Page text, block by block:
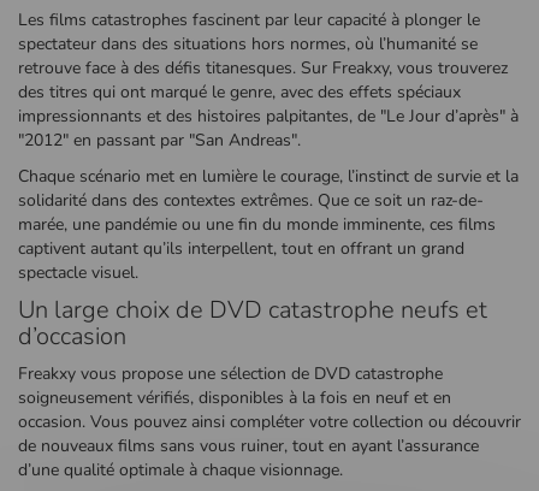
Les films catastrophes fascinent par leur capacité à plonger le
spectateur dans des situations hors normes, où l’humanité se
retrouve face à des défis titanesques. Sur Freakxy, vous trouverez
des titres qui ont marqué le genre, avec des effets spéciaux
impressionnants et des histoires palpitantes, de "Le Jour d’après" à
"2012" en passant par "San Andreas".
Chaque scénario met en lumière le courage, l’instinct de survie et la
solidarité dans des contextes extrêmes. Que ce soit un raz-de-
marée, une pandémie ou une fin du monde imminente, ces films
captivent autant qu’ils interpellent, tout en offrant un grand
spectacle visuel.
Un large choix de DVD catastrophe neufs et
d’occasion
Freakxy vous propose une sélection de DVD catastrophe
soigneusement vérifiés, disponibles à la fois en neuf et en
occasion. Vous pouvez ainsi compléter votre collection ou découvrir
de nouveaux films sans vous ruiner, tout en ayant l’assurance
d’une qualité optimale à chaque visionnage.